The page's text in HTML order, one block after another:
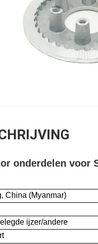
onderdelen voor
China (Myanmar)
ijzer/andere